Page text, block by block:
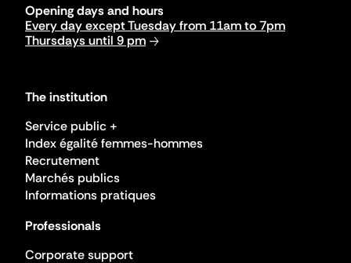
Opening days and hours
Every day except Tuesday from 11am to 7pm
Thursdays until 9 pm
The institution
Service public +
Index égalité femmes-hommes
Recrutement
Marchés publics
Informations pratiques
Professionals
Corporate support